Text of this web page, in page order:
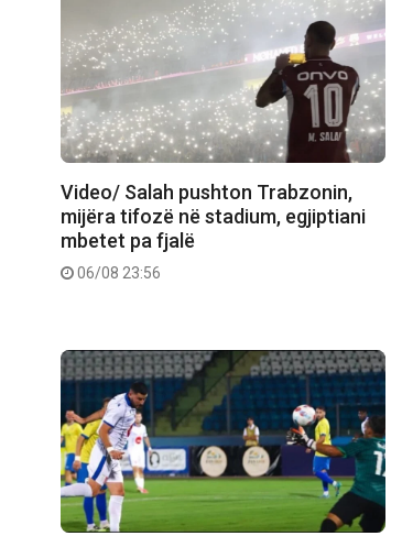
Video/ Salah pushton Trabzonin,
mijëra tifozë në stadium, egjiptiani
mbetet pa fjalë
06/08 23:56